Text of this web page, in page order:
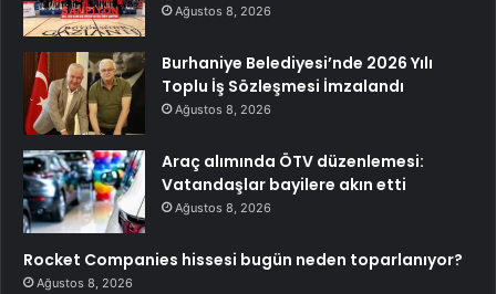
Ağustos 8, 2026
Burhaniye Belediyesi’nde 2026 Yılı
Toplu İş Sözleşmesi İmzalandı
Ağustos 8, 2026
Araç alımında ÖTV düzenlemesi:
Vatandaşlar bayilere akın etti
Ağustos 8, 2026
Rocket Companies hissesi bugün neden toparlanıyor?
Ağustos 8, 2026